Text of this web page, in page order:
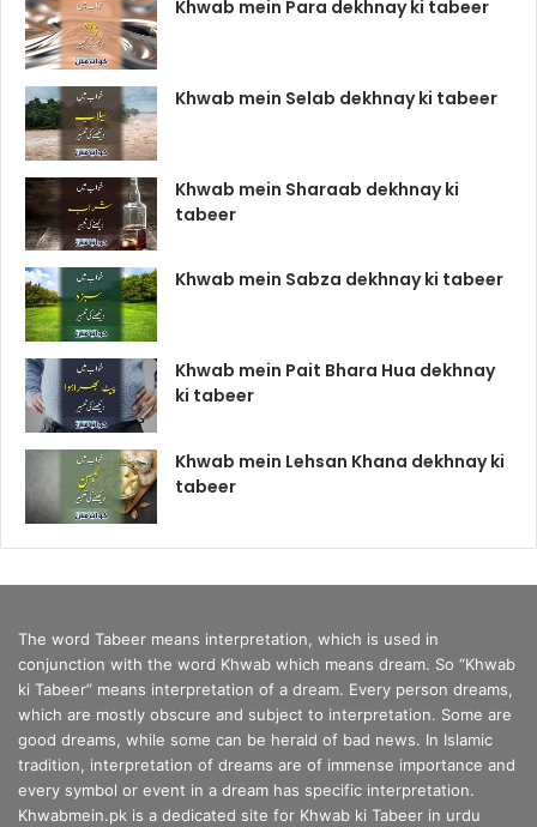
Khwab mein Para dekhnay ki tabeer
Khwab mein Selab dekhnay ki tabeer
Khwab mein Sharaab dekhnay ki
tabeer
Khwab mein Sabza dekhnay ki tabeer
Khwab mein Pait Bhara Hua dekhnay
ki tabeer
Khwab mein Lehsan Khana dekhnay ki
tabeer
The word Tabeer means interpretation, which is used in
conjunction with the word Khwab which means dream. So “Khwab
ki Tabeer” means interpretation of a dream. Every person dreams,
which are mostly obscure and subject to interpretation. Some are
good dreams, while some can be herald of bad news. In Islamic
tradition, interpretation of dreams are of immense importance and
every symbol or event in a dream has specific interpretation.
Khwabmein.pk is a dedicated site for Khwab ki Tabeer in urdu